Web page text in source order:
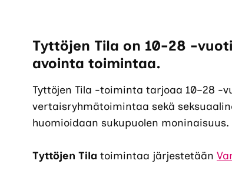
Tyttöjen Tila on 10-28 -
avointa toimintaa.
Tyttöjen Tila -toiminta tarjoaa 10–28 -
vertaisryhmätoimintaa sekä
huomioidaan sukupuolen moninaisuus.
Tyttöjen Tila toimintaa järjestetään